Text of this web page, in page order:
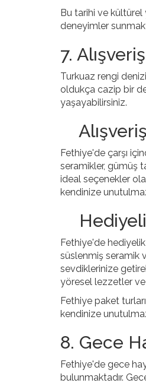
Bu tarihi ve kültürel
deneyimler
7.
Turkuaz rengi
oldukça cazip bir
yaşayabilirsiniz.
Alışveriş
Fethiye'de çarşı
seramikler, gümüş
ideal seçenekler
kendinize
Fethiye'de
süslenmiş seramik
sevdiklerinize
yöresel lezzetler ve
Fethiye paket
kendinize
8. Gece
Fethiye'de gece
bulunmaktadır.